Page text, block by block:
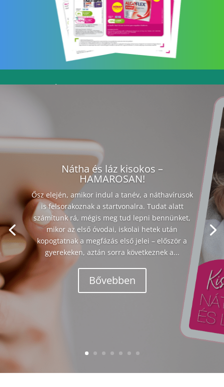
Nátha és láz kisokos –
HAMAROSAN!
Ősz elején, amikor indul a tanév, a náthavírusok
is felsorakoznak a startvonalra. Tudat alatt
számítunk rá, mégis meg tud lepni bennünket,
mikor az első óvodai, iskolai hetek után
kopogtatnak a megfázás első jelei – először a
gyerekeken, aztán sorra következnek a...
Bővebben